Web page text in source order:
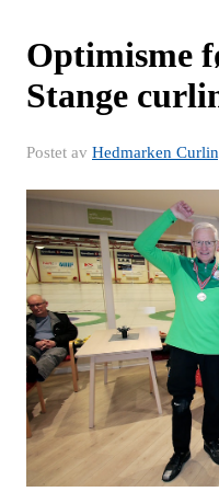
Optimisme
Stange
Postet av Hedmarken